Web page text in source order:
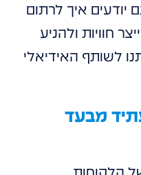
יודעים איך לרתום
חוויות ולהניע
לשותף האידיאלי
מבעד